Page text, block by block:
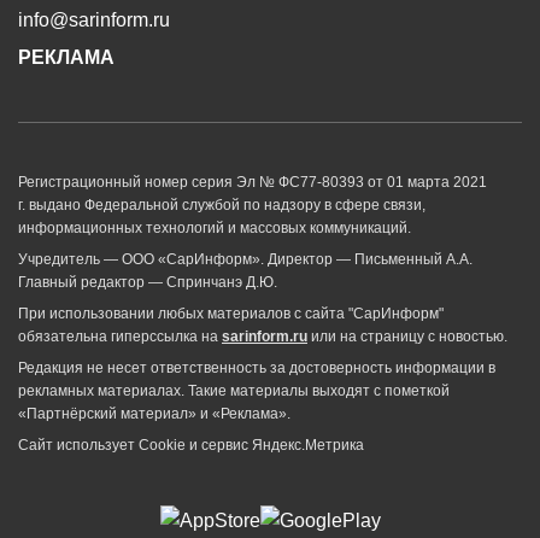
info@sarinform.ru
РЕКЛАМА
Регистрационный номер серия Эл № ФС77-80393 от 01 марта 2021
г. выдано Федеральной службой по надзору в сфере связи,
информационных технологий и массовых коммуникаций.
Учредитель — ООО «СарИнформ». Директор — Письменный А.А.
Главный редактор — Спринчанэ Д.Ю.
При использовании любых материалов с сайта "СарИнформ"
обязательна гиперссылка на sarinform.ru или на страницу с новостью.
Редакция не несет ответственность за достоверность информации в
рекламных материалах. Такие материалы выходят с пометкой
«Партнёрский материал» и «Реклама».
Сайт использует Cookie и сервиc Яндекс.Метрика